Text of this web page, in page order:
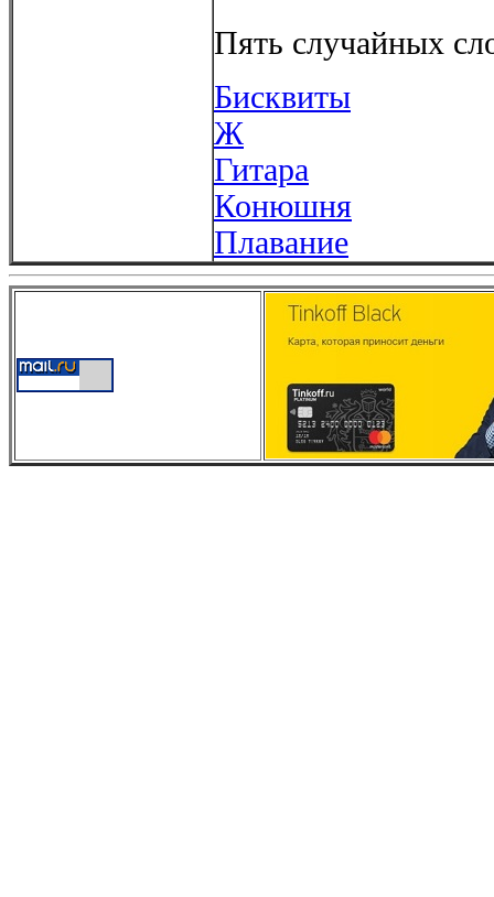
Пять случайных
Бисквиты
Ж
Гитара
Конюшня
Плавание